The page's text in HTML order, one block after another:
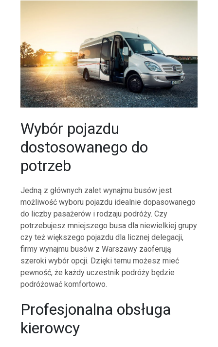
Wybór pojazdu
dostosowanego do
potrzeb
Jedną z głównych zalet wynajmu busów jest
możliwość wyboru pojazdu idealnie dopasowanego
do liczby pasażerów i rodzaju podróży. Czy
potrzebujesz mniejszego busa dla niewielkiej grupy
czy też większego pojazdu dla licznej delegacji,
firmy wynajmu busów z Warszawy zaoferują
szeroki wybór opcji. Dzięki temu możesz mieć
pewność, że każdy uczestnik podróży będzie
podróżować komfortowo.
Profesjonalna obsługa
kierowcy